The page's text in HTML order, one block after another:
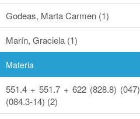
Godeas, Marta Carmen (1)
Marín, Graciela (1)
Materia
551.4 + 551.7 + 622 (828.8) (047)
(084.3-14) (2)